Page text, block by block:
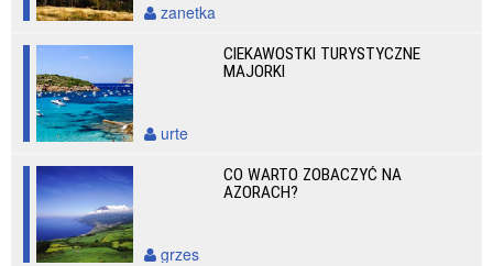
zanetka
CIEKAWOSTKI TURYSTYCZNE
MAJORKI
urte
CO WARTO ZOBACZYĆ NA
AZORACH?
grzes